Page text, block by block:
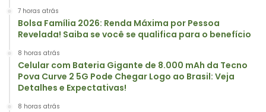
7 horas atrás
Bolsa Família 2026: Renda Máxima por Pessoa
Revelada! Saiba se você se qualifica para o benefício
8 horas atrás
Celular com Bateria Gigante de 8.000 mAh da Tecno
Pova Curve 2 5G Pode Chegar Logo ao Brasil: Veja
Detalhes e Expectativas!
8 horas atrás